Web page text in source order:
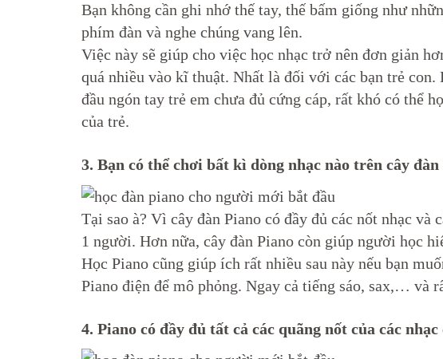
Bạn không cần ghi nhớ thế tay, thế bấm giống như
phím đàn và nghe chúng vang lên.
Việc này sẽ giúp cho việc học nhạc trở nên đơn giản
quá nhiều vào kĩ thuật. Nhất là đối với các bạn trẻ
đầu ngón tay trẻ em chưa đủ cứng cáp, rất khó có thể
của trẻ.
3. Bạn có thể chơi bất kì dòng nhạc nào trên cây đàn
Tại sao à? Vì cây đàn Piano có đầy đủ các nốt nhạc
1 người. Hơn nữa, cây đàn Piano còn giúp người học
Học Piano cũng giúp ích rất nhiều sau này nếu bạn
Piano điện để mô phỏng. Ngay cả tiếng sáo, sax,… và
4. Piano có đầy đủ tất cả các quãng nốt của các nhạc